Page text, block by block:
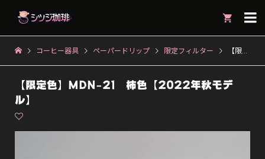

コーヒー器具 ペーパードリップ 限定フィルター 【限定色】MDN-21 柿色【2022年秋モデル】
【限定色】MDN-21 柿色【2022年秋モデ
ル】